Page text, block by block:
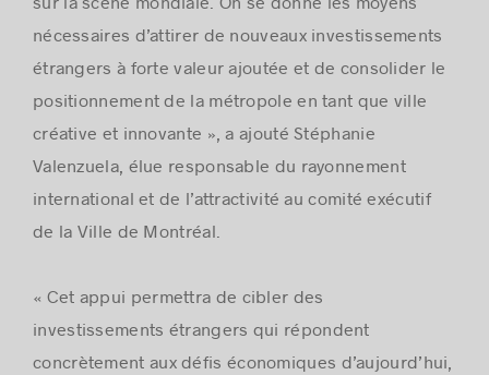
nécessaires d’attirer de nouveaux investissements
étrangers à forte valeur ajoutée et de consolider le
positionnement de la métropole en tant que ville
créative et innovante », a ajouté Stéphanie
Valenzuela, élue responsable du rayonnement
international et de l’attractivité au comité exécutif
de la Ville de Montréal.
« Cet appui permettra de cibler des
investissements étrangers qui répondent
concrètement aux défis économiques d’aujourd’hui,